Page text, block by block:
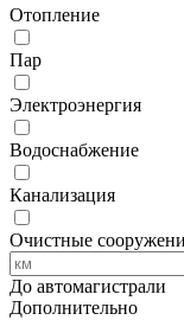
Отопление
Пар
Электроэнергия
Водоснабжение
Канализация
Очистные
До автомагистрали
Дополнительно